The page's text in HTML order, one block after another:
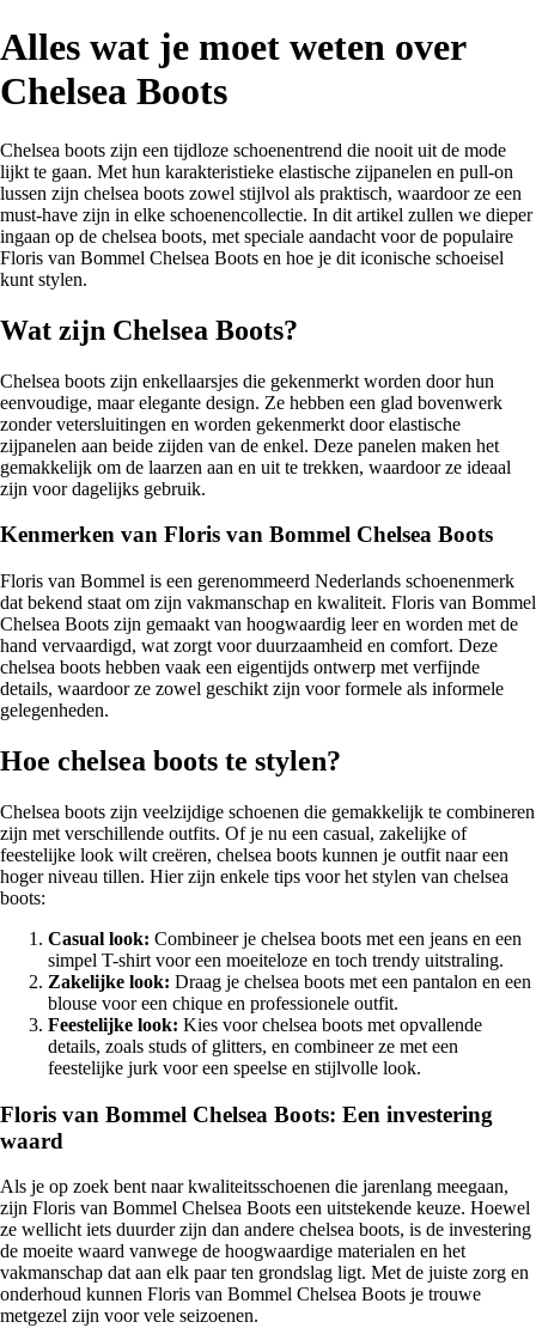
Alles wat je moet weten over
Chelsea Boots
Chelsea boots zijn een tijdloze schoenentrend die nooit uit de mode
lijkt te gaan. Met hun karakteristieke elastische zijpanelen en pull-on
lussen zijn chelsea boots zowel stijlvol als praktisch, waardoor ze een
must-have zijn in elke schoenencollectie. In dit artikel zullen we dieper
ingaan op de chelsea boots, met speciale aandacht voor de populaire
Floris van Bommel Chelsea Boots en hoe je dit iconische schoeisel
kunt stylen.
Wat zijn Chelsea Boots?
Chelsea boots zijn enkellaarsjes die gekenmerkt worden door hun
eenvoudige, maar elegante design. Ze hebben een glad bovenwerk
zonder vetersluitingen en worden gekenmerkt door elastische
zijpanelen aan beide zijden van de enkel. Deze panelen maken het
gemakkelijk om de laarzen aan en uit te trekken, waardoor ze ideaal
zijn voor dagelijks gebruik.
Kenmerken van Floris van Bommel Chelsea Boots
Floris van Bommel is een gerenommeerd Nederlands schoenenmerk
dat bekend staat om zijn vakmanschap en kwaliteit. Floris van Bommel
Chelsea Boots zijn gemaakt van hoogwaardig leer en worden met de
hand vervaardigd, wat zorgt voor duurzaamheid en comfort. Deze
chelsea boots hebben vaak een eigentijds ontwerp met verfijnde
details, waardoor ze zowel geschikt zijn voor formele als informele
gelegenheden.
Hoe chelsea boots te stylen?
Chelsea boots zijn veelzijdige schoenen die gemakkelijk te combineren
zijn met verschillende outfits. Of je nu een casual, zakelijke of
feestelijke look wilt creëren, chelsea boots kunnen je outfit naar een
hoger niveau tillen. Hier zijn enkele tips voor het stylen van chelsea
boots:
Casual look: Combineer je chelsea boots met een jeans en een
simpel T-shirt voor een moeiteloze en toch trendy uitstraling.
Zakelijke look: Draag je chelsea boots met een pantalon en een
blouse voor een chique en professionele outfit.
Feestelijke look: Kies voor chelsea boots met opvallende
details, zoals studs of glitters, en combineer ze met een
feestelijke jurk voor een speelse en stijlvolle look.
Floris van Bommel Chelsea Boots: Een investering
waard
Als je op zoek bent naar kwaliteitsschoenen die jarenlang meegaan,
zijn Floris van Bommel Chelsea Boots een uitstekende keuze. Hoewel
ze wellicht iets duurder zijn dan andere chelsea boots, is de investering
de moeite waard vanwege de hoogwaardige materialen en het
vakmanschap dat aan elk paar ten grondslag ligt. Met de juiste zorg en
onderhoud kunnen Floris van Bommel Chelsea Boots je trouwe
metgezel zijn voor vele seizoenen.